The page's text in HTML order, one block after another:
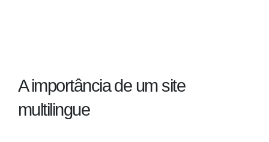
A importância de um site
multilingue